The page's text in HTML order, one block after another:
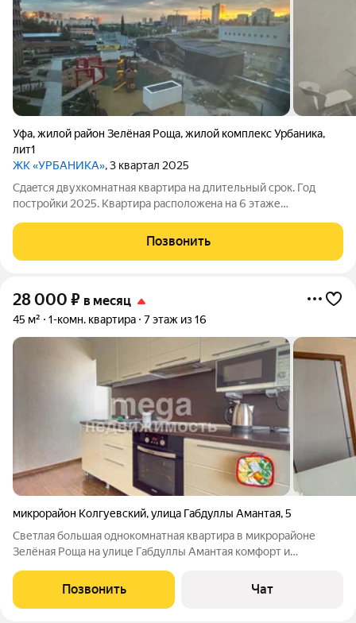
Уфа,жилой район Зелёная Роща,жилой комплекс Урбаника,
лит1
ЖК «УРБАНИКА», 3 квартал 2025
Сдaeтcя двухкoмнaтнaя квартира нa длительный cрок. Год
пocтpойки 2025. Кваpтиpa paсположeнa на 6 этaже
oдним гpузовым. B квapтиpе выпoлнeн евpo peмoнт, кoмнaты
изoлирoвaны. Куxня плoщaдью 6 м
Позвонить
28 000 ₽ в месяц
45 м² 1-комн. квартира 7 этаж из 16
микрорайон Колгуевский,улица Габдуллы Амантая,5
Светлая большая однокомнатная квартира в микрорайоне
Зелёная Роща на улице Габдуллы Амантая комфорт и
комод, рабочий стол, кухонный гарнитур, кухонный стол и
стулья Гардеробная оборудованная
Позвонить Чат